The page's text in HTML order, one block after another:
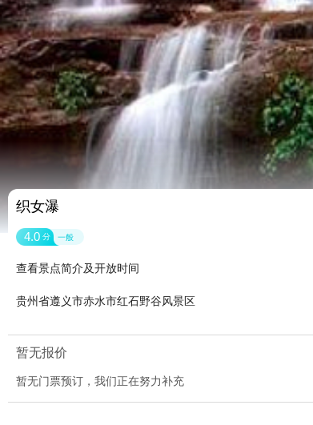
织女瀑
4.0 分 一般
查看景点简介及开放时间
贵州省遵义市赤水市红石野谷风景区
暂无报价
暂无门票预订，我们正在努力补充